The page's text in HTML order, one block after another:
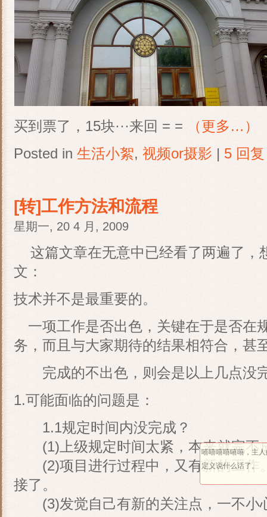
买到票了，15块···来回 = =
（更多…）
Posted in 生活小絮, 视频or摄影 | 5 回
[转]工作方法和流程
星期一, 20 4 月, 2009
这篇文章在无意中已经看了两遍了，
文：
技术并不是最重要的。
一项工作是否出色，关键在于是否在
务，而且与大家期待的结果相符合，甚
完成的不出色，则会是以上几点没
1.可能面临的问题是：
1.1规定时间内没完成？
(1)上级规定时间太紧，本来就完不
(2)项目进行过程中，又有新的工作
接了。
(3)发觉自己有新的关注点，一不小
嘻嘻嘻嘻嘻嘻，主
定义说什么话了。